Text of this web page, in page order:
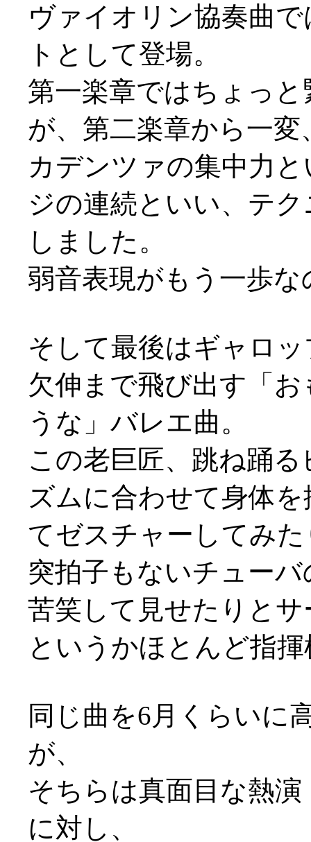
ヴァイオリン協奏曲
トとして登場。
第一楽章ではちょっ
が、第二楽章から一変
カデンツァの集中力
ジの連続といい、テ
しました。
弱音表現がもう一歩
そして最後はギャロ
欠伸まで飛び出す「
うな」バレエ曲。
この老巨匠、跳ね踊
ズムに合わせて身体
てゼスチャーしてみ
突拍子もないチュー
苦笑して見せたりと
というかほとんど指
同じ曲を6月くらいに
が、
そちらは真面目な熱
に対し、